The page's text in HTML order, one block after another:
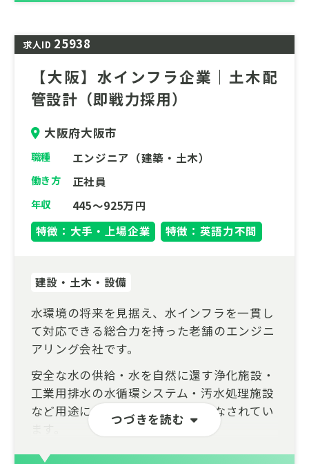
求人ID 25938
【大阪】水インフラ企業｜土木配
管設計（即戦力採用）
大阪府大阪市
職種 エンジニア（建築・土木）
働き方 正社員
年収
445～925万円
特徴：大手・上場企業
特徴：英語力不問
つづきを読む
建設・土木・設備
水環境の将来を見据え、水インフラを一貫し
て対応できる総合力を持った老舗のエンジニ
アリング会社です。
安全な水の供給・水を自然に還す浄化施設・
工業用排水の水循環システム・汚水処理施設
など用途に合わせた様々な運用がなされてい
ます。
設計・施工・運用・メンテナンスまで一貫し